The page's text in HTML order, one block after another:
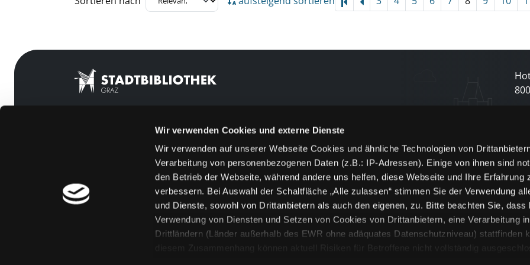
Wir verwenden Cookies und externe Dienste
Wir verwenden auf unserer Webseite Cookies und ähnliche Technologien von
Verarbeitung von personenbezogenen Daten (z.B.: IP-Adressen). Einige von ihnen sind
den Betrieb der Webseite, während andere uns helfen, diese Webseite und Ihre Erfahrung
verbessern. Bei Auswahl der Schaltfläche „Alle zulassen“ stimmen Sie der Verwendung
und Dienste, sowohl von Drittanbietern als auch den eigenen, zu. Bitte beachten Sie, dass
Verwendung von Diensten und Setzen von Cookies von Drittanbietern, eine Verarbeitung
Drittländern (Länder außerhalb des EWR ohne adäquates Datenschutzniveau) stattfinden
diesem Zusammenhang können aktuell Risiken für Betroffene nicht vollständig
800
[kju:b]
Feedback
Kontakt
Über uns
Jobs
Medienwunsch
FAQs